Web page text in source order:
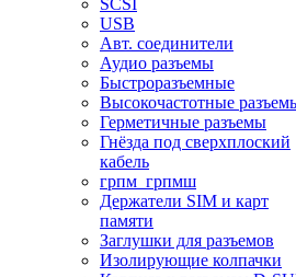
SCSI
USB
Авт. соединители
Аудио разъемы
Быстроразъемные
Высокочастотные
Герметичные разъемы
Гнёзда под сверхплоский
кабель
грпм_грпмш
Держатели SIM и карт
памяти
Заглушки для разъемов
Изолирующие колпачки